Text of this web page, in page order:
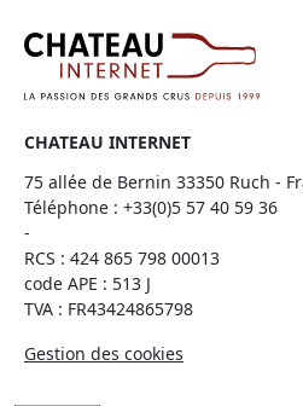
CHATEAU INTERNET
75 allée de Bernin 33350 Ruch -
Téléphone : +33(0)5 57 40 59 36
-
RCS : 424 865 798 00013
code APE : 513 J
TVA : FR43424865798
Gestion des cookies